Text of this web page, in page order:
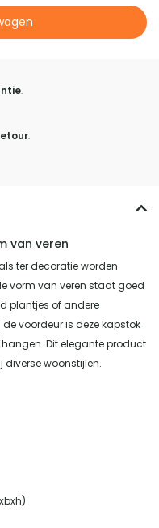
.
.
van veren
ter decoratie worden
vorm van veren staat goed
plantjes of andere
voordeur is deze kapstok
Dit elegante product
diverse woonstijlen.